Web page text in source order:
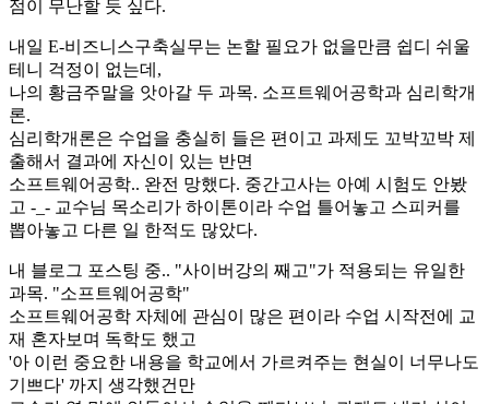
점이 무난할 듯 싶다.
내일 E-비즈니스구축실무는 논할 필요가 없을만큼 쉽디 쉬울
테니 걱정이 없는데,
나의 황금주말을 앗아갈 두 과목. 소프트웨어공학과 심리학개
론.
심리학개론은 수업을 충실히 들은 편이고 과제도 꼬박꼬박 제
출해서 결과에 자신이 있는 반면
소프트웨어공학.. 완전 망했다. 중간고사는 아예 시험도 안봤
고 -_- 교수님 목소리가 하이톤이라 수업 틀어놓고 스피커를
뽑아놓고 다른 일 한적도 많았다.
내 블로그 포스팅 중.. "사이버강의 째고"가 적용되는 유일한
과목. "소프트웨어공학"
소프트웨어공학 자체에 관심이 많은 편이라 수업 시작전에 교
재 혼자보며 독학도 했고
'아 이런 중요한 내용을 학교에서 가르켜주는 현실이 너무나도
기쁘다' 까지 생각했건만